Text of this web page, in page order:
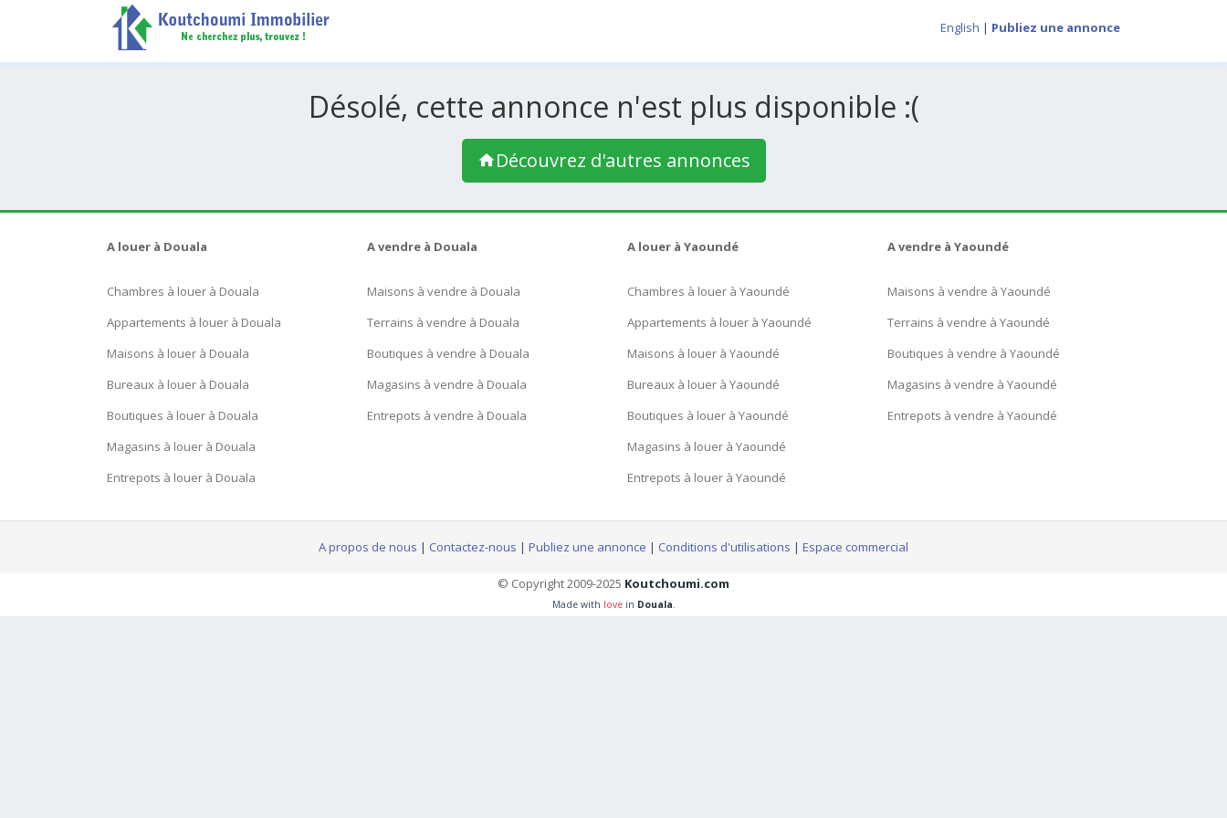
English | Publiez une annonce
Désolé, cette annonce n'est plus disponible :(
Découvrez d'autres annonces
A louer à Douala
Chambres à louer à Douala
Appartements à louer à Douala
Maisons à louer à Douala
Bureaux à louer à Douala
Boutiques à louer à Douala
Magasins à louer à Douala
Entrepots à louer à Douala
A vendre à Douala
Maisons à vendre à Douala
Terrains à vendre à Douala
Boutiques à vendre à Douala
Magasins à vendre à Douala
Entrepots à vendre à Douala
A louer à Yaoundé
Chambres à louer à Yaoundé
Appartements à louer à Yaoundé
Maisons à louer à Yaoundé
Bureaux à louer à Yaoundé
Boutiques à louer à Yaoundé
Magasins à louer à Yaoundé
Entrepots à louer à Yaoundé
A vendre à Yaoundé
Maisons à vendre à Yaoundé
Terrains à vendre à Yaoundé
Boutiques à vendre à Yaoundé
Magasins à vendre à Yaoundé
Entrepots à vendre à Yaoundé
A propos de nous | Contactez-nous | Publiez une annonce | Conditions d'utilisations | Espace commercial
© Copyright 2009-2025 Koutchoumi.com
Made with lovein Douala.